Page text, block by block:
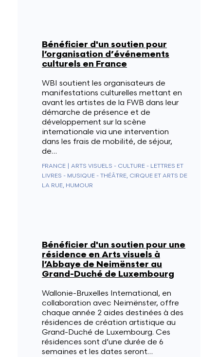
Bénéficier d'un soutien pour
l’organisation d’événements
culturels en France
WBI soutient les organisateurs de
manifestations culturelles mettant en
avant les artistes de la FWB dans leur
démarche de présence et de
développement sur la scène
internationale via une intervention
dans les frais de mobilité, de séjour,
de…
FRANCE
ARTS VISUELS - CULTURE - LETTRES ET
LIVRES - MUSIQUE - THÉÂTRE, CIRQUE ET ARTS DE
LA RUE, HUMOUR
Bénéficier d'un soutien pour une
résidence en Arts visuels à
l’Abbaye de Neimënster au
Grand-Duché de Luxembourg
Wallonie-Bruxelles International, en
collaboration avec Neimënster, offre
chaque année 2 aides destinées à des
résidences de création artistique au
Grand-Duché de Luxembourg. Ces
résidences sont d’une durée de 6
semaines et les dates seront…